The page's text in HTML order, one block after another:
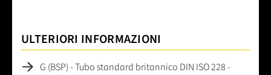
ULTERIORI INFORMAZIONI
G (BSP) - Tubo standard britannico DIN ISO 228 -